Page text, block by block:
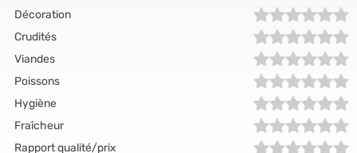
Décoration
Crudités
Viandes
Poissons
Hygiène
Fraîcheur
Rapport qualité/prix